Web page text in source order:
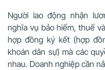
Người lao động nhận
nghĩa vụ bảo hiểm, thuế
hợp đồng ký kết (hợp
khoán dân sự) mà các
nhau. Doanh nghiệp cần